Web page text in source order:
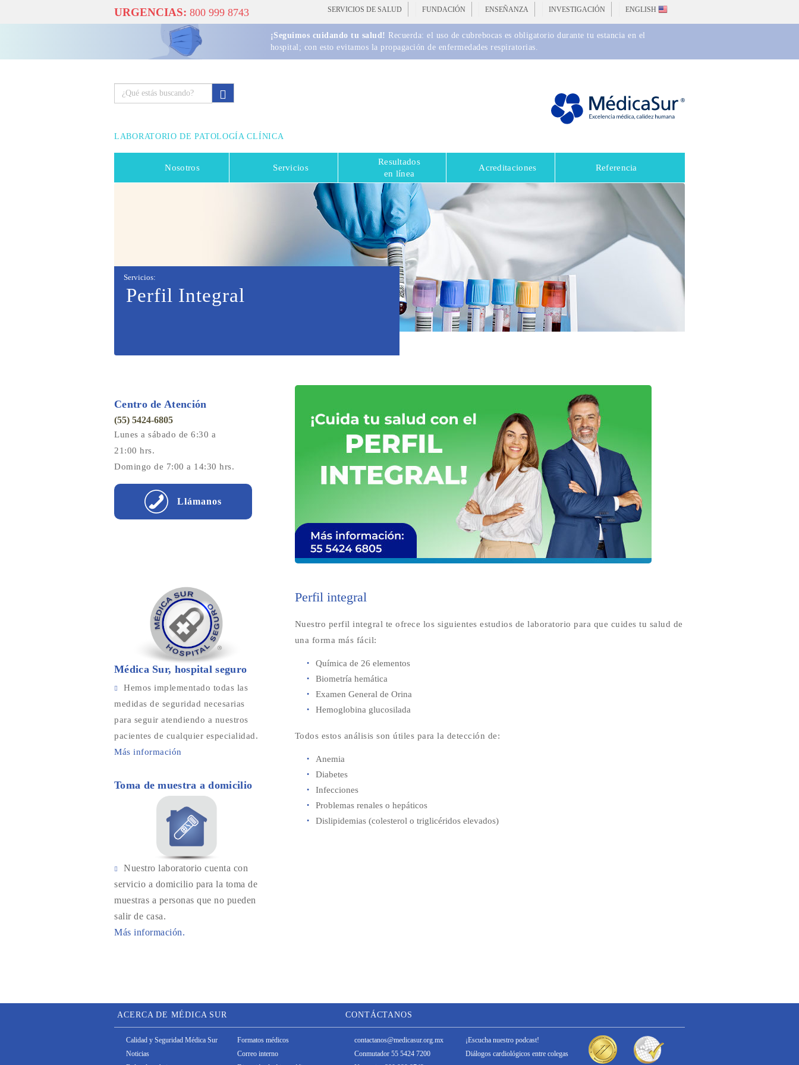
URGENCIAS: 800 999 8743 SERVICIOS DE SALUD FUNDACIÓN ENSEÑANZA INVESTIGACIÓN ENGLISH
¡Seguimos cuidando tu salud! Recuerda: el uso de cubrebocas es obligatorio durante tu estancia en el
hospital; con esto evitamos la propagación de enfermedades respiratorias.
LABORATORIO DE PATOLOGÍA CLÍNICA
Nosotros Servicios
Resultados
en línea
Acreditaciones Referencia
Servicios:
Perfil Integral
Perfil integral
Nuestro perfil integral te ofrece los siguientes estudios de laboratorio para que cuides tu salud de
una forma más fácil:
Química de 26 elementos
Biometría hemática
Examen General de Orina
Hemoglobina glucosilada
Todos estos análisis son útiles para la detección de:
Anemia
Diabetes
Infecciones
Problemas renales o hepáticos
Dislipidemias (colesterol o triglicéridos elevados)
Centro de Atención
(55) 5424-6805
Lunes a sábado de 6:30 a
21:00 hrs.
Domingo de 7:00 a 14:30 hrs.
Llámanos
Médica Sur, hospital seguro
Hemos implementado todas las
medidas de seguridad necesarias
para seguir atendiendo a nuestros
pacientes de cualquier especialidad.
Más información
Toma de muestra a domicilio
Nuestro laboratorio cuenta con
servicio a domicilio para la toma de
muestras a personas que no pueden
salir de casa.
Más información.
ACERCA DE MÉDICA SUR
Calidad y Seguridad Médica Sur
Noticias
Formatos médicos
Correo interno
CONTÁCTANOS
contactanos@medicasur.org.mx
Conmutador 55 5424 7200
¡Escucha nuestro podcast!
Diálogos cardiológicos entre colegas